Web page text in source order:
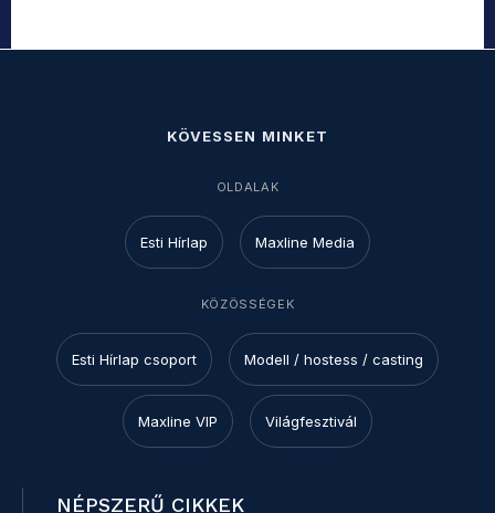
KÖVESSEN MINKET
OLDALAK
Esti Hírlap Maxline Media
KÖZÖSSÉGEK
Esti Hírlap csoport Modell / hostess / casting
Maxline VIP Világfesztivál
NÉPSZERŰ CIKKEK